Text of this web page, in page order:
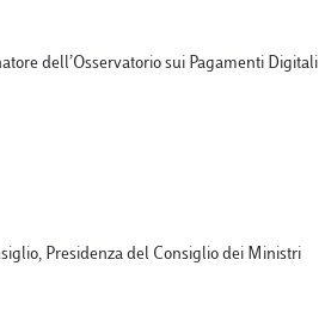
dell’Osservatorio sui Pagamenti Digitali
Presidenza del Consiglio dei Ministri